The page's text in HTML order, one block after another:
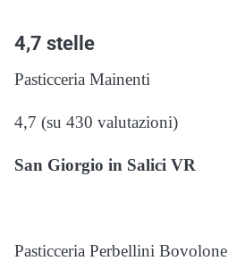
4,7 stelle
Pasticceria Mainenti
4,7 (su 430 valutazioni)
San Giorgio in Salici VR
Pasticceria Perbellini Bovolone